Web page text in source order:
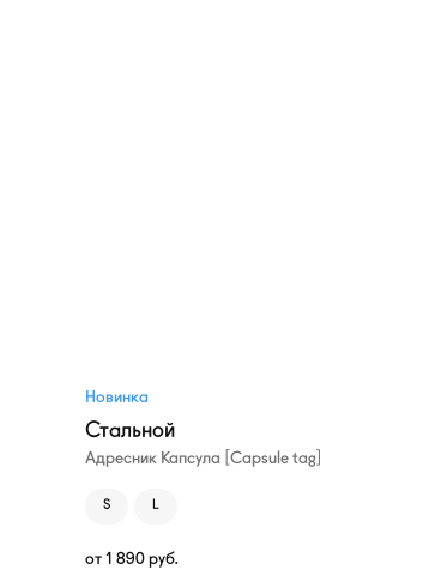
Новинка
Стальной
Адресник Капсула [Capsule tag]
S L
от 1 890 руб.